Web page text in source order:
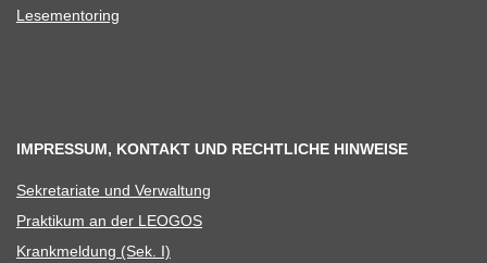
Lese­men­to­ring
IMPRESSUM, KONTAKT UND RECHTLICHE HINWEISE
Sekre­ta­riate und Verwaltung
Prak­ti­kum an der LEOGOS
Krank­mel­dung (Sek. I)